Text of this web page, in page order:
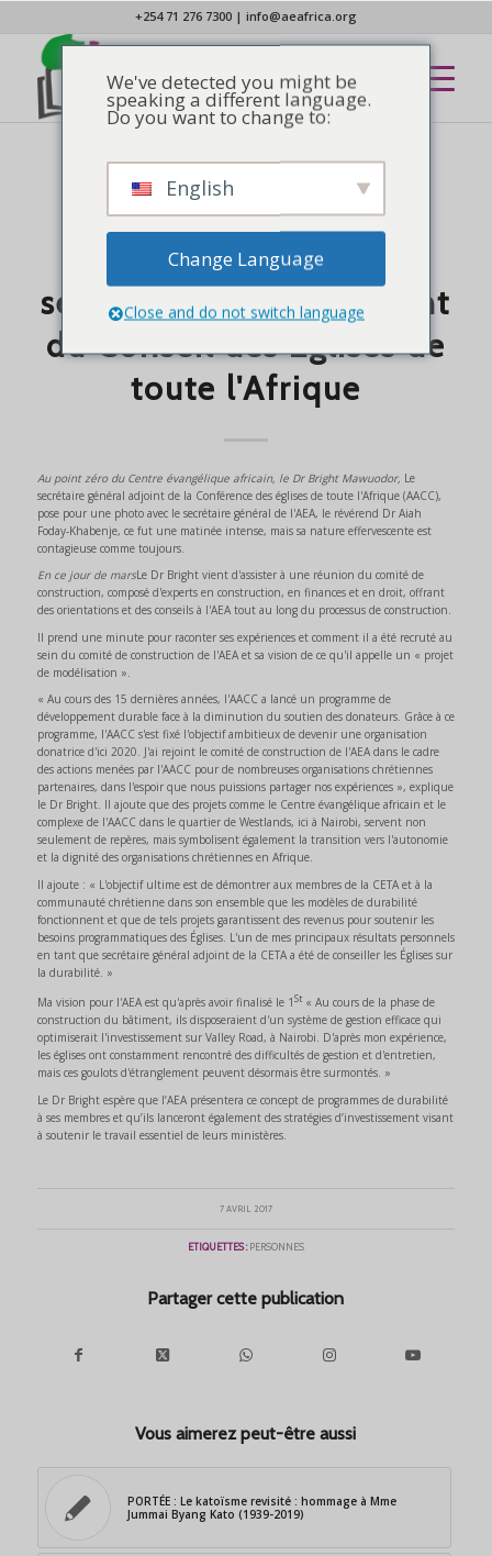
+254 71 276 7300| info@aeafrica.org
AFROSCOPE
Entretien avec le Dr
Bright Mawuodor,
secrétaire général adjoint
du Conseil des Églises de
toute l'Afrique
Au point zéro du Centre évangélique africain, le Dr Bright Mawuodor, Le
secrétaire général adjoint de la Conférence des églises de toute l'Afrique (AACC),
pose pour une photo avec le secrétaire général de l'AEA, le révérend Dr Aiah
Foday-Khabenje, ce fut une matinée intense, mais sa nature effervescente est
contagieuse comme toujours.
En ce jour de marsLe Dr Bright vient d'assister à une réunion du comité de
construction, composé d'experts en construction, en finances et en droit, offrant
des orientations et des conseils à l'AEA tout au long du processus de construction.
Il prend une minute pour raconter ses expériences et comment il a été recruté au
sein du comité de construction de l'AEA et sa vision de ce qu'il appelle un « projet
de modélisation ».
« Au cours des 15 dernières années, l'AACC a lancé un programme de
développement durable face à la diminution du soutien des donateurs. Grâce à ce
programme, l'AACC s'est fixé l'objectif ambitieux de devenir une organisation
donatrice d'ici 2020. J'ai rejoint le comité de construction de l'AEA dans le cadre
des actions menées par l'AACC pour de nombreuses organisations chrétiennes
partenaires, dans l'espoir que nous puissions partager nos expériences », explique
le Dr Bright. Il ajoute que des projets comme le Centre évangélique africain et le
complexe de l'AACC dans le quartier de Westlands, ici à Nairobi, servent non
seulement de repères, mais symbolisent également la transition vers l'autonomie
et la dignité des organisations chrétiennes en Afrique.
Il ajoute : « L'objectif ultime est de démontrer aux membres de la CETA et à la
communauté chrétienne dans son ensemble que les modèles de durabilité
fonctionnent et que de tels projets garantissent des revenus pour soutenir les
besoins programmatiques des Églises. L'un de mes principaux résultats personnels
en tant que secrétaire général adjoint de la CETA a été de conseiller les Églises sur
la durabilité. »
Ma vision pour l'AEA est qu'après avoir finalisé le 1St« Au cours de la phase de
construction du bâtiment, ils disposeraient d'un système de gestion efficace qui
optimiserait l'investissement sur Valley Road, à Nairobi. D'après mon expérience,
les églises ont constamment rencontré des difficultés de gestion et d'entretien,
mais ces goulots d'étranglement peuvent désormais être surmontés. »
Le Dr Bright espère que l’AEA présentera ce concept de programmes de durabilité
à ses membres et qu’ils lanceront également des stratégies d’investissement visant
à soutenir le travail essentiel de leurs ministères.
7 AVRIL 2017
ETIQUETTES : PERSONNES
Partager cette publication
Vous aimerez peut-être aussi
PORTÉE : Le katoïsme revisité : hommage à Mme
Jummai Byang Kato (1939-2019)
We've detected you might be
speaking a different language.
Do you want to change to:
English
Change Language
Close and do not switch language